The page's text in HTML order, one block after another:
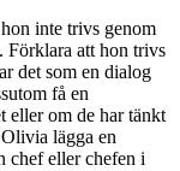
inte trivs genom
Förklara att hon trivs
det som en dialog
få en
eller om de har tänkt
lägga en
chef eller chefen i